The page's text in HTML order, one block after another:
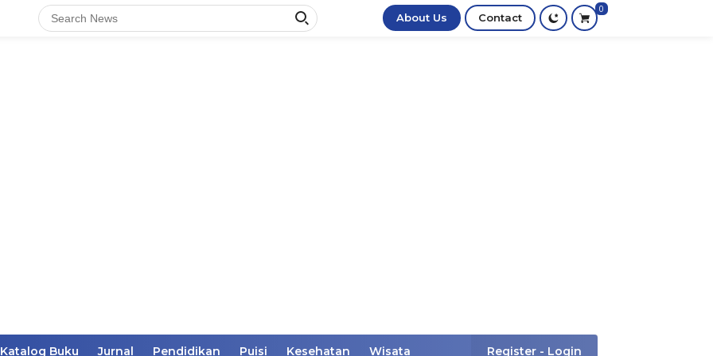
About Us Contact
0
Katalog Buku Jurnal Pendidikan Puisi Kesehatan Wisata Register - Login